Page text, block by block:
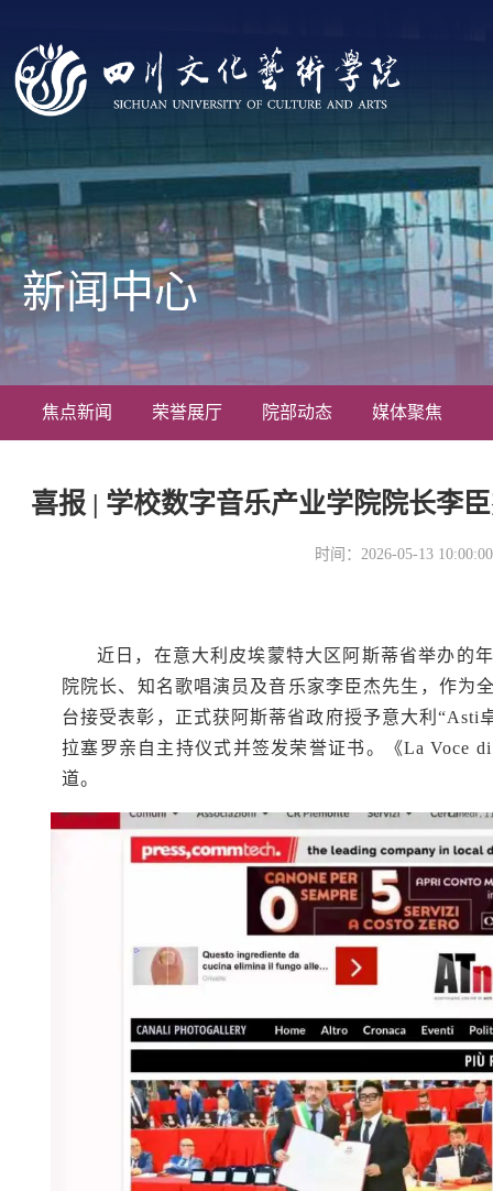
焦点新闻 荣誉展厅 院部动态 媒体聚焦
新闻中心
喜报 | 学校数字音乐产业学院院长李
时间：2026-05-13
近日，在意大利皮埃蒙特大区阿斯蒂省举办的
院院长、知名歌唱演员及音乐家李臣杰先生，作为
台接受表彰，正式获阿斯蒂省政府授予意大利“Asti
拉塞罗亲自主持仪式并签发荣誉证书。《La Voce
道。